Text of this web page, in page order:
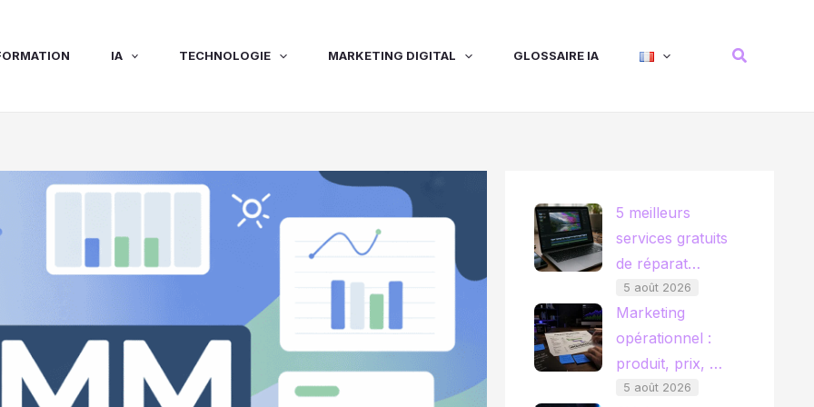
IA TECHNOLOGIE MARKETING DIGITAL GLOSSAIRE IA
5 meilleurs
services gratuits
de réparat…
5 août 2026
Marketing
opérationnel :
produit, prix, …
5 août 2026